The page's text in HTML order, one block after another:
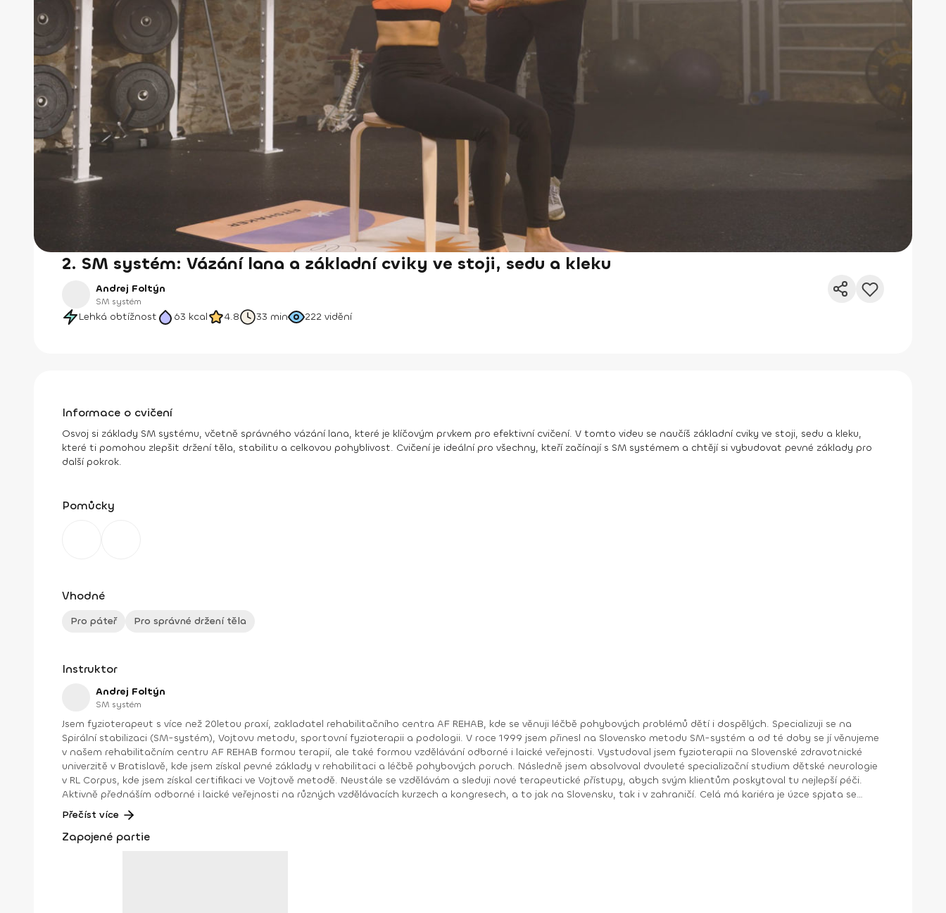
2. SM systém: Vázání lana a základní cviky ve stoji, sedu a kleku
Andrej Foltýn
SM systém
Lehká obtížnost 63 kcal 4.8 33 min 222 vidění
Informace o cvičení
Osvoj si základy SM systému, včetně správného vázání lana, které je klíčovým prvkem pro efektivní cvičení. V tomto videu se naučíš základní cviky ve stoji, sedu a kleku,
které ti pomohou zlepšit držení těla, stabilitu a celkovou pohyblivost. Cvičení je ideální pro všechny, kteří začínají s SM systémem a chtějí si vybudovat pevné základy pro
další pokrok.
Pomůcky
Vhodné
Pro páteř Pro správné držení těla
Instruktor
Andrej Foltýn
SM systém
Jsem fyzioterapeut s více než 20letou praxí, zakladatel rehabilitačního centra AF REHAB, kde se věnuji léčbě pohybových problémů dětí i dospělých. Specializuji se na
Spirální stabilizaci (SM-systém), Vojtovu metodu, sportovní fyzioterapii a podologii. V roce 1999 jsem přinesl na Slovensko metodu SM-systém a od té doby se jí věnujeme
v našem rehabilitačním centru AF REHAB formou terapií, ale také formou vzdělávání odborné i laické veřejnosti. Vystudoval jsem fyzioterapii na Slovenské zdravotnické
univerzitě v Bratislavě, kde jsem získal pevné základy v rehabilitaci a léčbě pohybových poruch. Následně jsem absolvoval dvouleté specializační studium dětské neurologie
v RL Corpus, kde jsem získal certifikaci ve Vojtově metodě. Neustále se vzdělávám a sleduji nové terapeutické přístupy, abych svým klientům poskytoval tu nejlepší péči.
Aktivně přednáším odborné i laické veřejnosti na různých vzdělávacích kurzech a kongresech, a to jak na Slovensku, tak i v zahraničí. Celá má kariéra je úzce spjata se
sportem. Ať už jako aktivní atlet, nebo jako fyzioterapeut, který pomáhá sportovcům napříč všemi odvětvími sportu. Během své kariéry jsem měl možnost spolupracovat
se slovenskou hokejovou reprezentací a atletickým svazem, kde jsem pomáhal sportovcům dosahovat jejich maximálního potenciálu a zotavovat se po zraněních.
Zúčastnil jsem se několika mistrovství světa a Evropy, stejně jako zimních olympijských her v Pchjongčchangu 2018 a Pekingu 2022, kde jsem přispěl k úspěchům
Přečíst více
Zapojené partie